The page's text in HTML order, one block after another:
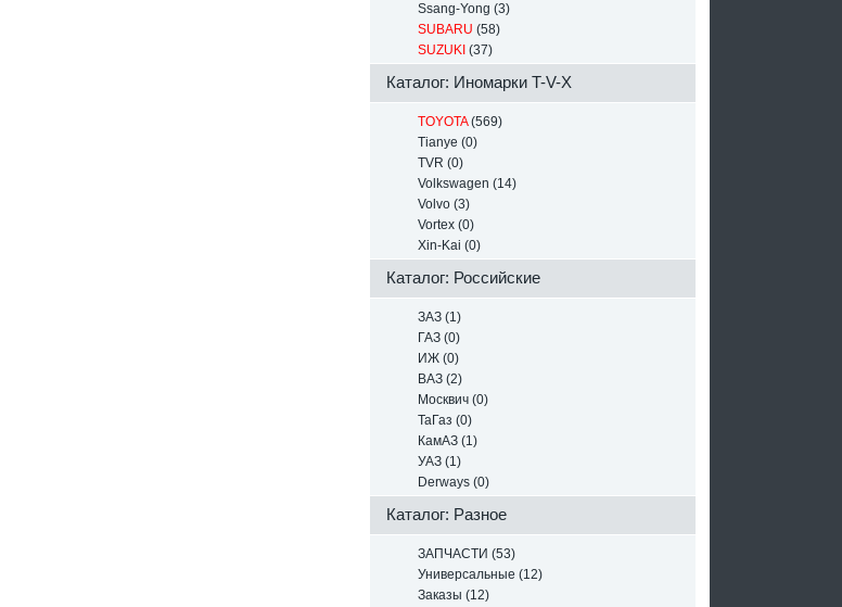
Ssang-Yong (3)
SUBARU (58)
SUZUKI (37)
Каталог: Иномарки T-V-X
TOYOTA(569)
Tianye (0)
TVR (0)
Volkswagen (14)
Volvo (3)
Vortex (0)
Xin-Kai (0)
Каталог: Российские
ЗАЗ (1)
ГАЗ (0)
ИЖ (0)
ВАЗ (2)
Москвич (0)
ТаГаз (0)
КамАЗ (1)
УАЗ (1)
Derways (0)
Каталог: Разное
ЗАПЧАСТИ (53)
Универсальные (12)
Заказы (12)